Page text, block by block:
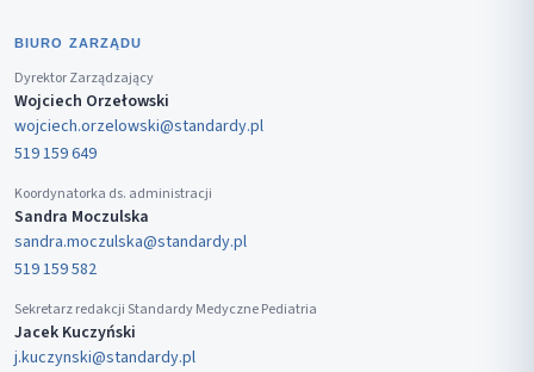
BIURO ZARZĄDU
Dyrektor Zarządzający
Wojciech Orzełowski
wojciech.orzelowski@standardy.pl
519 159 649
Koordynatorka ds. administracji
Sandra Moczulska
sandra.moczulska@standardy.pl
519 159 582
Sekretarz redakcji Standardy Medyczne Pediatria
Jacek Kuczyński
j.kuczynski@standardy.pl